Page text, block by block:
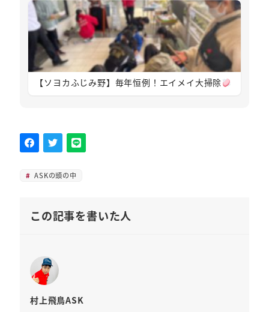
【ソヨカふじみ野】毎年恒例！エイメイ大掃除
ASKの頭の中
この記事を書いた人
村上飛鳥ASK